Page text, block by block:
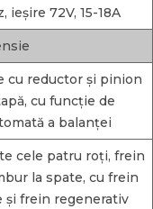
ieșire 72V, 15-18A
cu reductor și pinion
cu funcție de
a balanței
cele patru roți, frein
la spate, cu frein
și frein regenerativ